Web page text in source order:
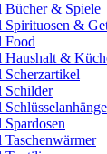
Bücher & Spiele
Spirituosen &
Food
Haushalt &
Scherzartikel
Schilder
Taschenwärmer